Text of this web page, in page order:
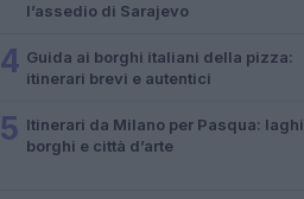
l’assedio di Sarajevo
4 Guida ai borghi italiani della pizza:
itinerari brevi e autentici
5 Itinerari da Milano per Pasqua: laghi,
borghi e città d’arte